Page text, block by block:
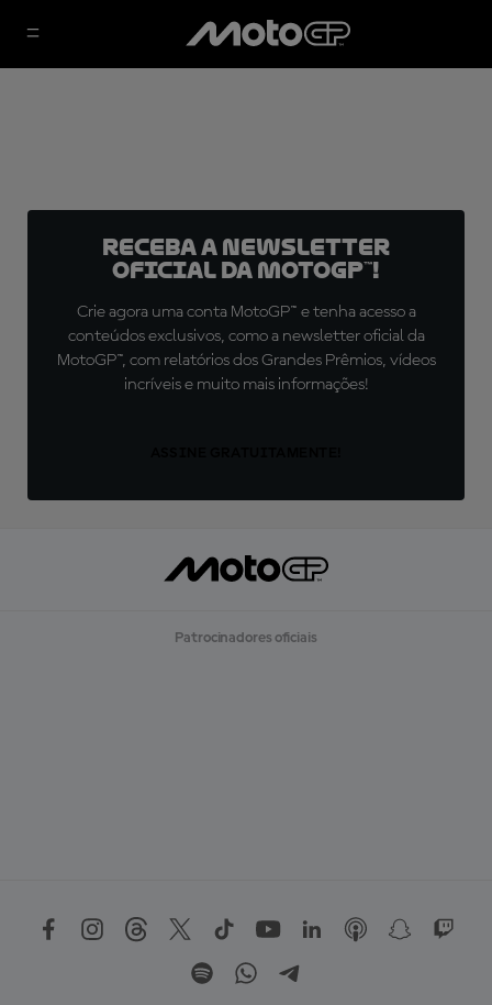
Receba a newsletter
oficial da MotoGP™!
Crie agora uma conta MotoGP™ e tenha acesso a
conteúdos exclusivos, como a newsletter oficial da
MotoGP™, com relatórios dos Grandes Prêmios, vídeos
incríveis e muito mais informações!
Patrocinadores oficiais